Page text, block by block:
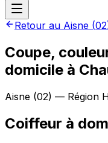
Retour au Aisne (02
Coupe,
domicile à
Aisne (02) — Région
Coiffeur à